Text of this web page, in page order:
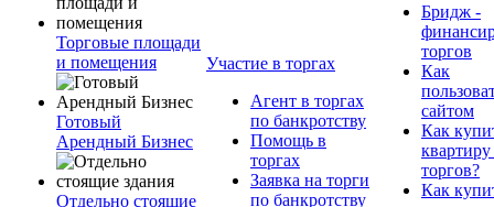
Торговые площади
и помещения
Готовый
Арендный Бизнес
Отдельно стоящие
Участие в торгах
Агент в торгах
по банкротству
Помощь в
торгах
Заявка на торги
по банкротству
Бридж -
торгов
Как
сайтом
Как
квартиру
торгов?
Как